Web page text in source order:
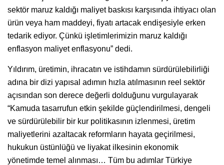
sektör maruz kaldığı maliyet baskısı karşısında ihtiyacı olan
ürün veya ham maddeyi, fiyatı artacak endişesiyle erken
tedarik ediyor. Çünkü işletimlerimizin maruz kaldığı
enflasyon maliyet enflasyonu” dedi.
Yıldırım, üretimin, ihracatın ve istihdamın sürdürülebilirliği
adına bir dizi yapısal adımın hızla atılmasının reel sektör
açısından son derece değerli dolduğunu vurgulayarak
“Kamuda tasarrufun etkin şekilde güçlendirilmesi, dengeli
ve sürdürülebilir bir kur politikasının izlenmesi, üretim
maliyetlerini azaltacak reformların hayata geçirilmesi,
hukukun üstünlüğü ve liyakat ilkesinin ekonomik
yönetimde temel alınması… Tüm bu adımlar Türkiye